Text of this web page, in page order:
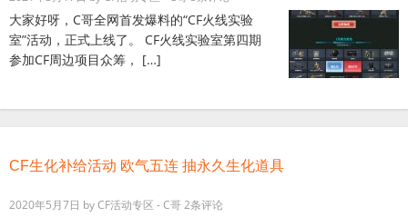
大家好呀，C哥全网首发爆料的“CF火线实验
室”活动，正式上线了。 CF火线实验室第四期
参加CF周边项目众筹， […]
CF生化补给活动 欧气五连 抽永久生化道具
2020年5月7日 byCF活动专区 - C哥2条评论